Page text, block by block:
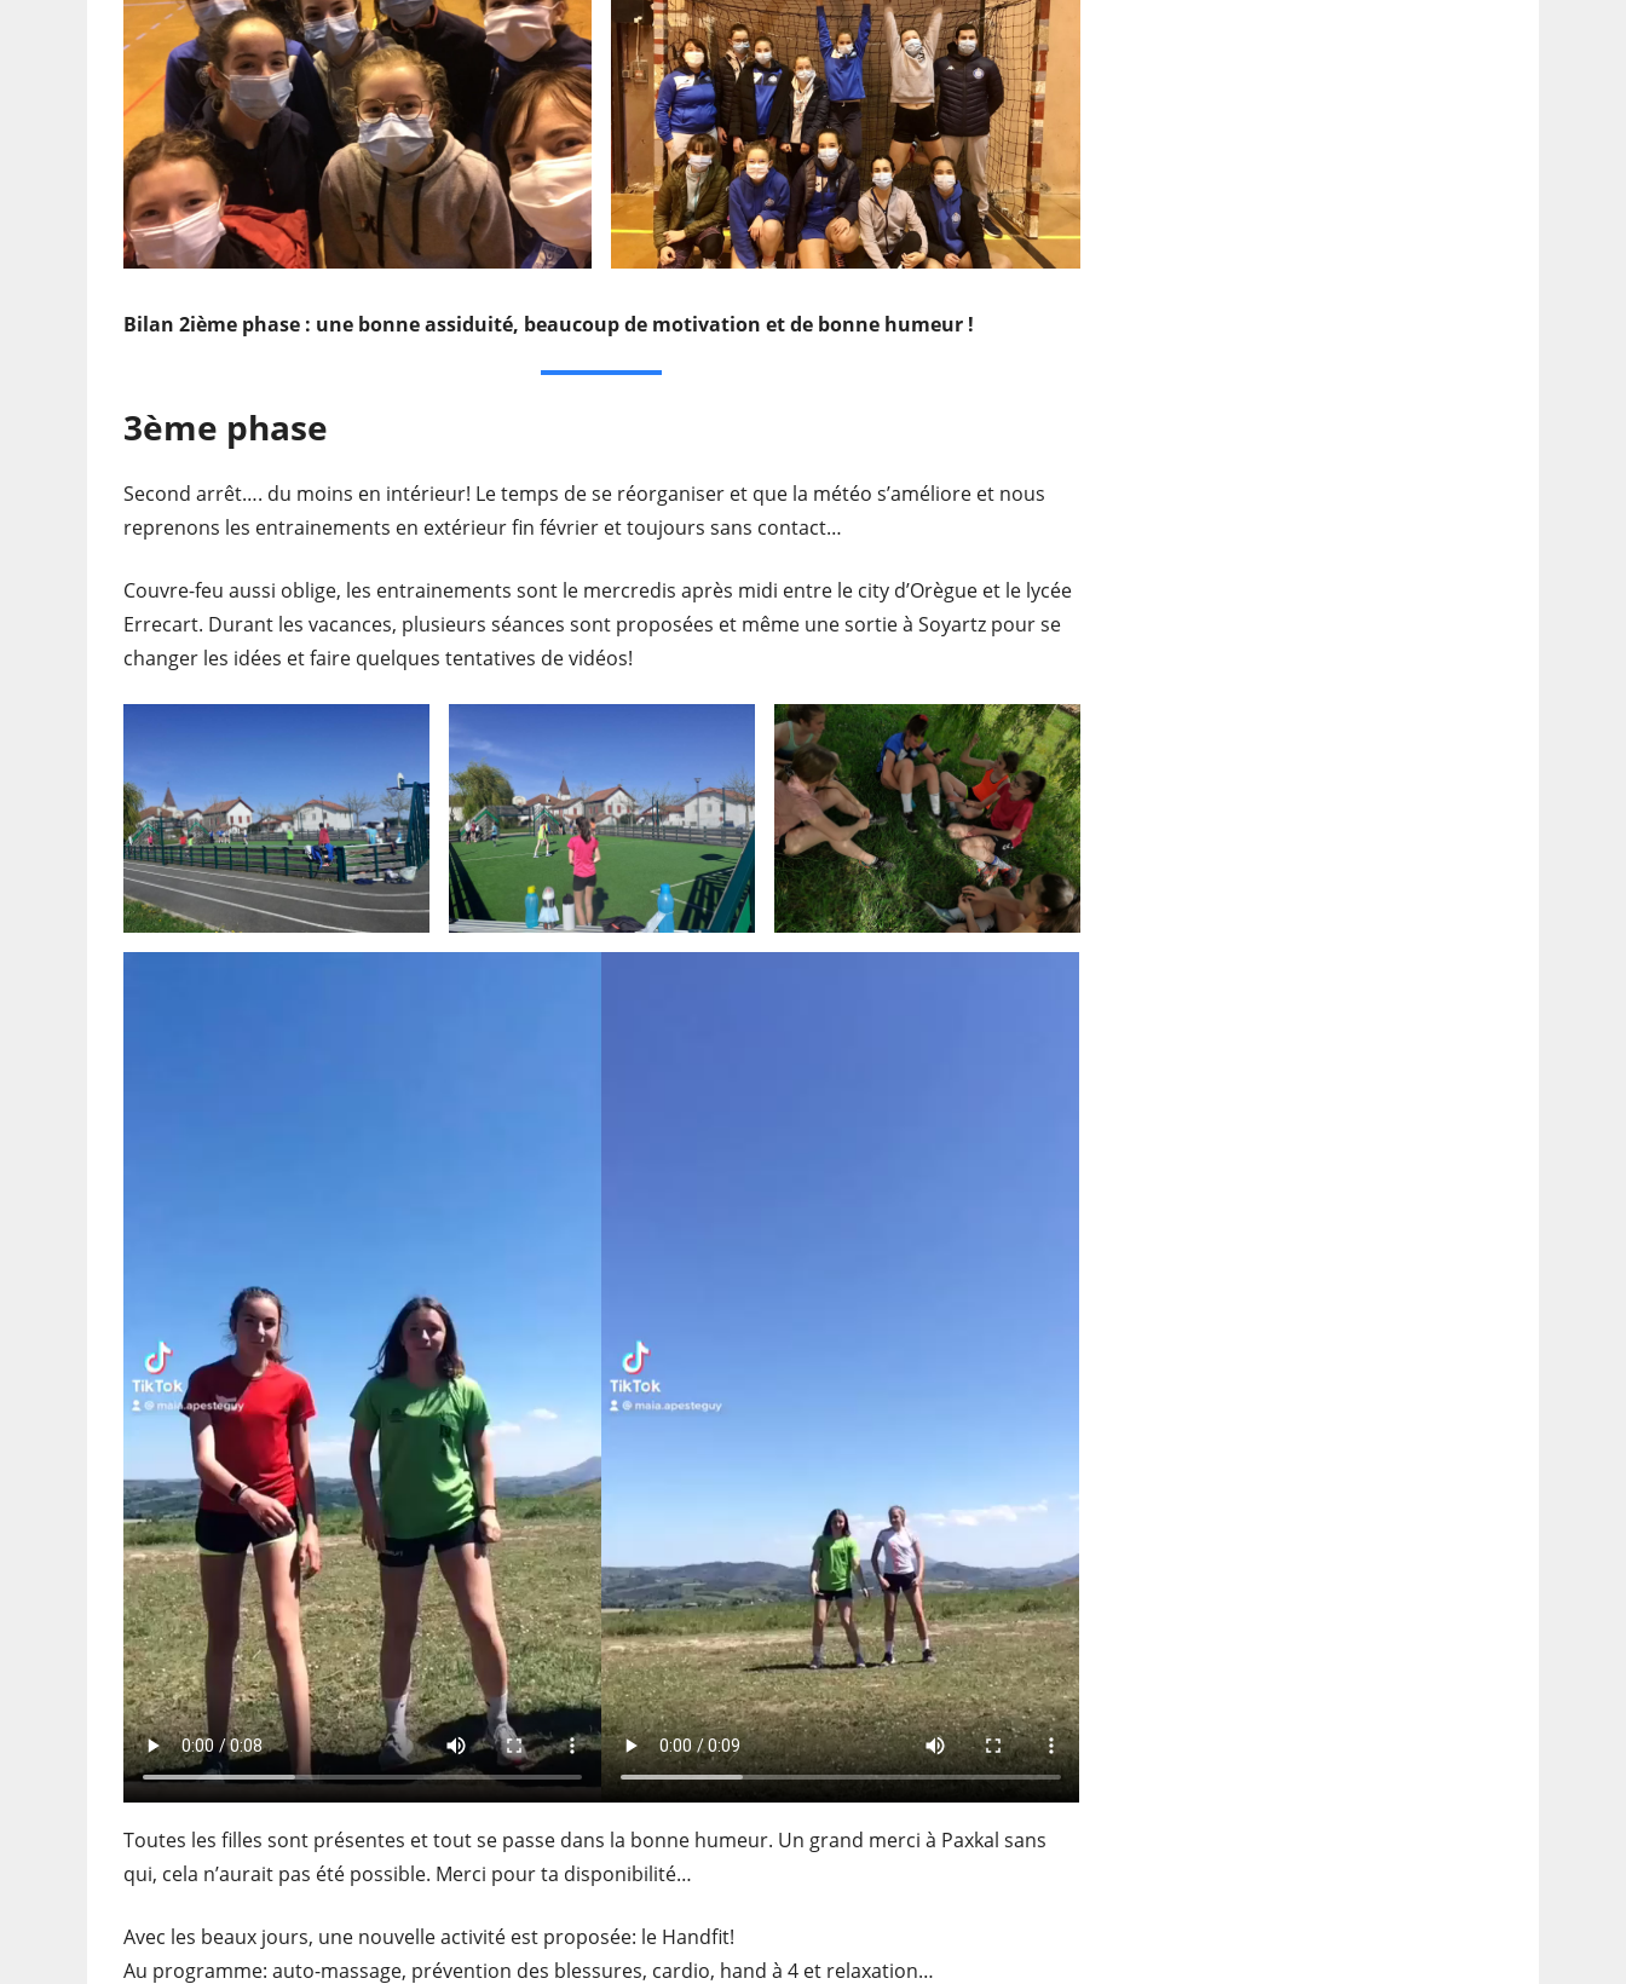
Bilan 2ième phase : une bonne assiduité, beaucoup de motivation et de bonne humeur !
3ème phase
Second arrêt…. du moins en intérieur! Le temps de se réorganiser et que la météo s’améliore et nous
reprenons les entrainements en extérieur fin février et toujours sans contact…
Couvre-feu aussi oblige, les entrainements sont le mercredis après midi entre le city d’Orègue et le lycée
Errecart. Durant les vacances, plusieurs séances sont proposées et même une sortie à Soyartz pour se
changer les idées et faire quelques tentatives de vidéos!
Toutes les filles sont présentes et tout se passe dans la bonne humeur. Un grand merci à Paxkal sans
qui, cela n’aurait pas été possible. Merci pour ta disponibilité…
Avec les beaux jours, une nouvelle activité est proposée: le Handfit!
Au programme: auto-massage, prévention des blessures, cardio, hand à 4 et relaxation…